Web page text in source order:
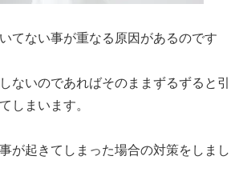
てない事が重なる原因があるのです
ないのであればそのままずるずると引
しまいます。
が起きてしまった場合の対策をしまし